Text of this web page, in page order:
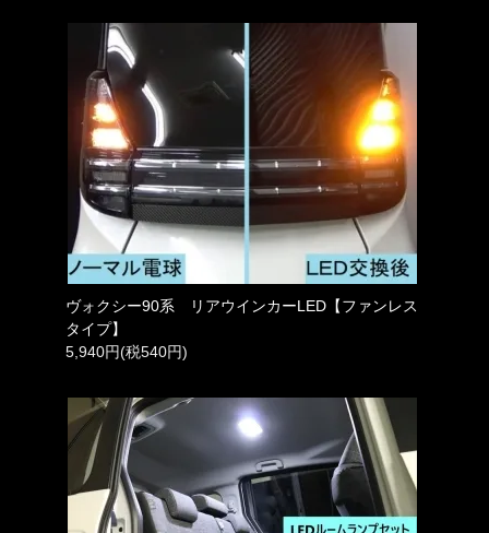
ヴォクシー90系 リアウインカーLED【ファンレス
タイプ】
5,940円(税540円)